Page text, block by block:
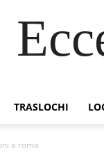
TRASLOCHI
a roma